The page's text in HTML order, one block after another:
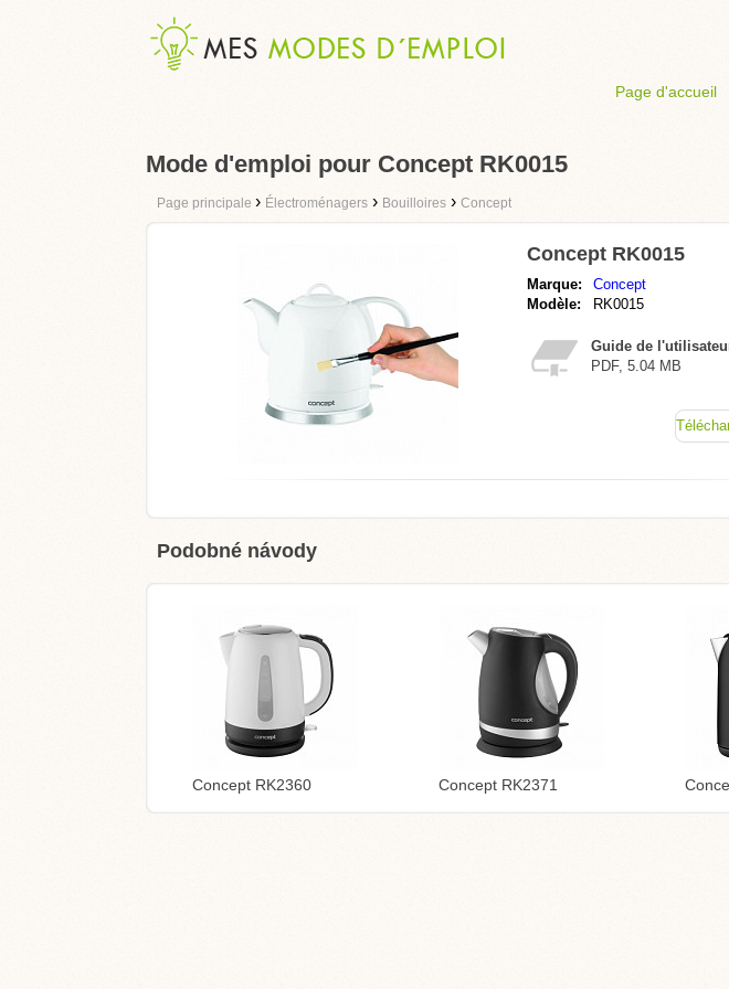
Page d'accueil
Mode d'emploi pour Concept RK0015
Page principale › Électroménagers › Bouilloires › Concept
Concept RK0015
Marque:
Concept
Modèle:
RK0015
Guide de
PDF, 5.04 MB
Podobné návody
Concept RK2360 Concept RK2371